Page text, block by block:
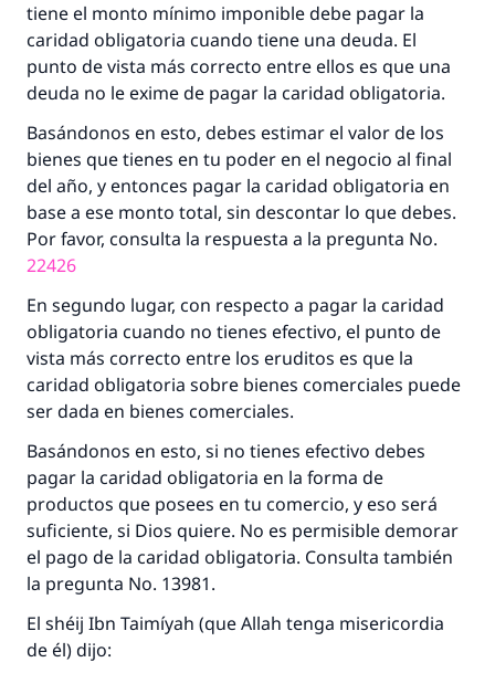
tiene el monto mínimo imponible debe pagar la
caridad obligatoria cuando tiene una deuda. El
punto de vista más correcto entre ellos es que una
deuda no le exime de pagar la caridad obligatoria.
Basándonos en esto, debes estimar el valor de los
bienes que tienes en tu poder en el negocio al final
del año, y entonces pagar la caridad obligatoria en
base a ese monto total, sin descontar lo que debes.
Por favor, consulta la respuesta a la pregunta No.
22426
En segundo lugar, con respecto a pagar la caridad
obligatoria cuando no tienes efectivo, el punto de
vista más correcto entre los eruditos es que la
caridad obligatoria sobre bienes comerciales puede
ser dada en bienes comerciales.
Basándonos en esto, si no tienes efectivo debes
pagar la caridad obligatoria en la forma de
productos que posees en tu comercio, y eso será
suficiente, si Dios quiere. No es permisible demorar
el pago de la caridad obligatoria. Consulta también
la pregunta No. 13981.
El shéij Ibn Taimíyah (que Allah tenga misericordia
de él) dijo: